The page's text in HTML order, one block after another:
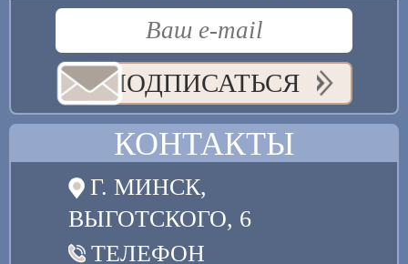
ПОДПИСАТЬСЯ
КОНТАКТЫ
Г. МИНСК,
ВЫГОТСКОГО, 6
ТЕЛЕФОН